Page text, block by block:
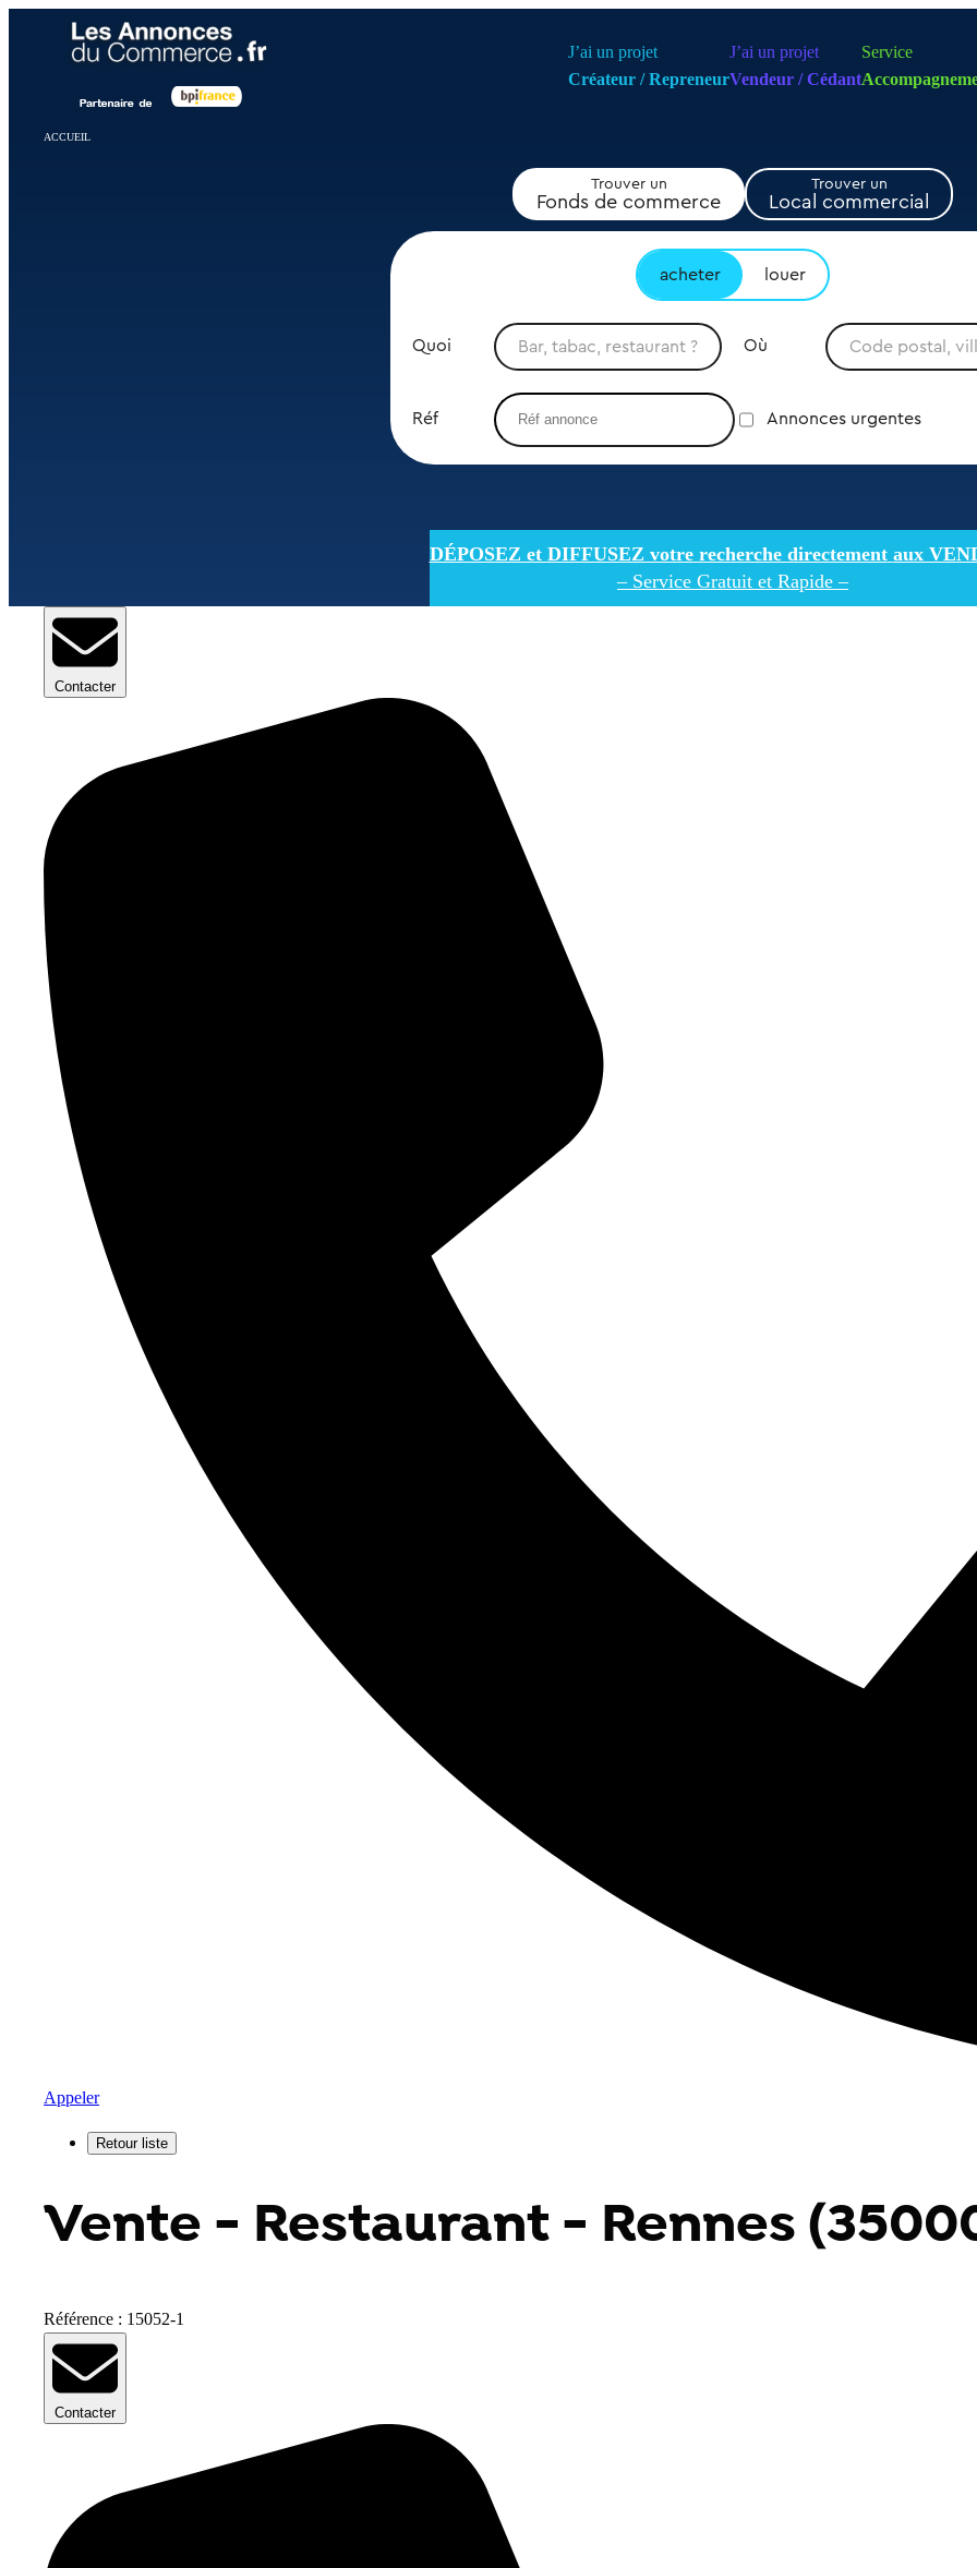
J’ai un projet
Créateur / Repreneur
J’ai un projet
Vendeur / Cédant
Service
ACCUEIL
Trouver un
Fonds de commerce
Trouver un
Local commercial
acheter louer
Quoi Où
Réf Annonces urgentes
DÉPOSEZ et DIFFUSEZ votre recherche directement aux
– Service Gratuit et Rapide –
Contacter
Appeler
Vente - Restaurant - Rennes
Référence : 15052-1
Contacter
Panneau de gestion des cookies